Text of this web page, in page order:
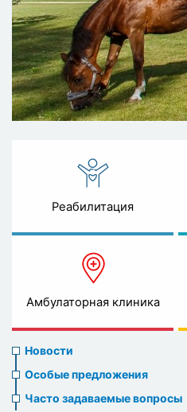
Реабилитация
Амбулаторная клиника
News
menu
Новости
Особые предложения
Часто задаваемые вопросы